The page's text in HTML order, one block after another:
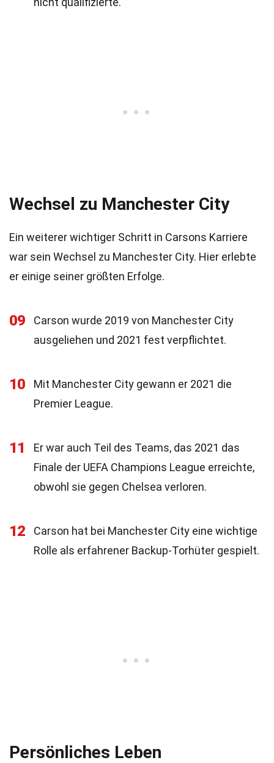
Wechsel zu Manchester City
Ein weiterer wichtiger Schritt in Carsons Karriere
war sein Wechsel zu Manchester City. Hier erlebte
er einige seiner größten Erfolge.
09
Carson wurde 2019 von Manchester City
ausgeliehen und 2021 fest verpflichtet.
10
Mit Manchester City gewann er 2021 die
Premier League.
11
Er war auch Teil des Teams, das 2021 das
Finale der UEFA Champions League erreichte,
obwohl sie gegen Chelsea verloren.
12
Carson hat bei Manchester City eine wichtige
Rolle als erfahrener Backup-Torhüter gespielt.
Persönliches Leben